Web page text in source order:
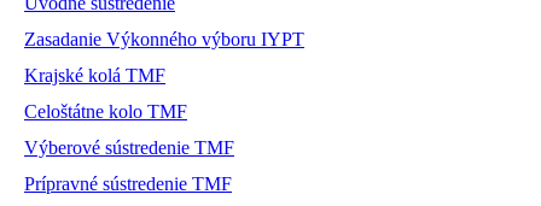
Zasadanie Výkonného výboru IYPT
Krajské kolá TMF
Celoštátne kolo TMF
Výberové sústredenie TMF
Prípravné sústredenie TMF